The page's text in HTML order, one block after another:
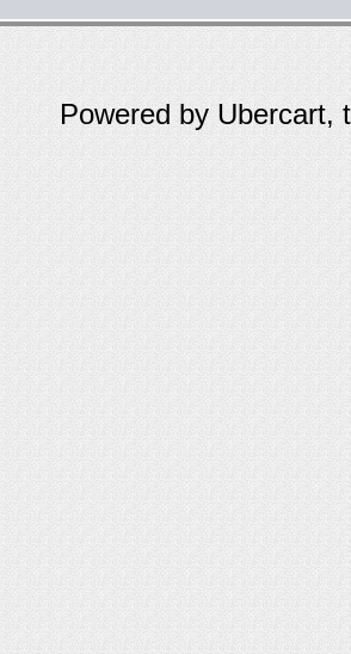
Powered by Ubercart,